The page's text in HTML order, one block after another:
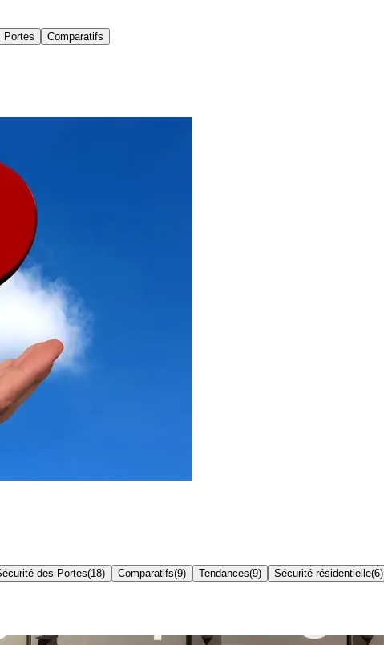
Portes Comparatifs
des Portes(18) Comparatifs(9) Tendances(9) Sécurité résidentielle(6)